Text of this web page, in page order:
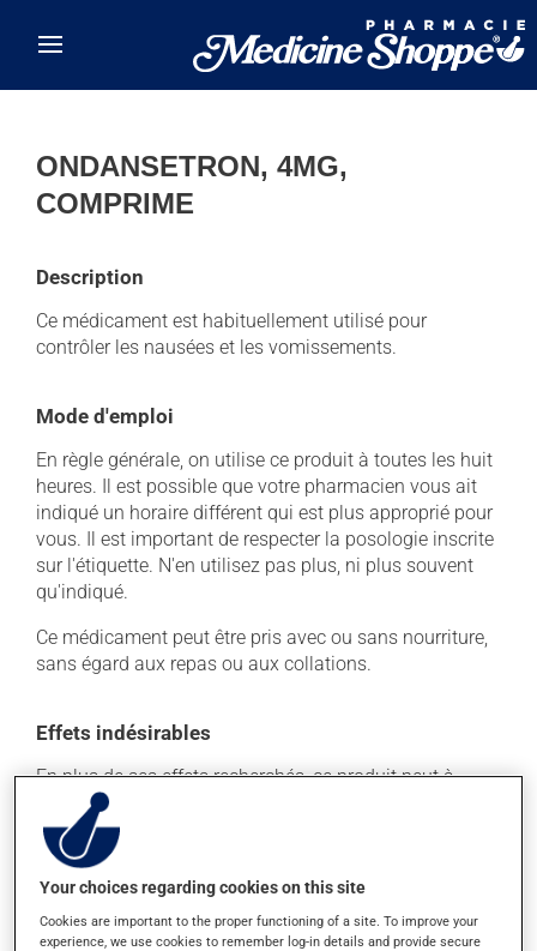
ONDANSETRON, 4MG,
COMPRIME
Description
Ce médicament est habituellement utilisé pour
contrôler les nausées et les vomissements.
Mode d'emploi
En règle générale, on utilise ce produit à toutes les huit
heures. Il est possible que votre pharmacien vous ait
indiqué un horaire différent qui est plus approprié pour
vous. Il est important de respecter la posologie inscrite
sur l'étiquette. N'en utilisez pas plus, ni plus souvent
qu'indiqué.
Ce médicament peut être pris avec ou sans nourriture,
sans égard aux repas ou aux collations.
Effets indésirables
En plus de ses effets recherchés, ce produit peut à
l'occasion entraîner certains effets indésirables (effets
secondaires), notamment :
il peut causer des maux de tête;
de la constipation, selon la sensibilité de chacun;
Your choices regarding cookies on this site
Cookies are important to the proper functioning of a site. To improve your
experience, we use cookies to remember log-in details and provide secure